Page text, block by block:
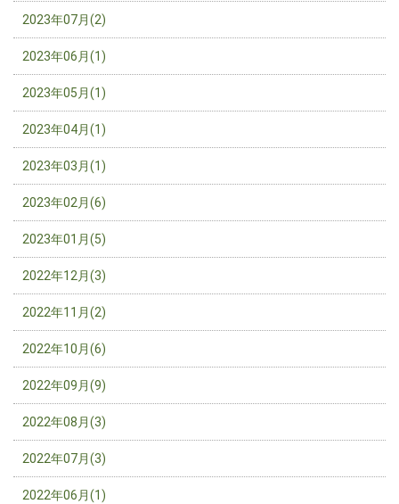
2023年07月(2)
2023年06月(1)
2023年05月(1)
2023年04月(1)
2023年03月(1)
2023年02月(6)
2023年01月(5)
2022年12月(3)
2022年11月(2)
2022年10月(6)
2022年09月(9)
2022年08月(3)
2022年07月(3)
2022年06月(1)